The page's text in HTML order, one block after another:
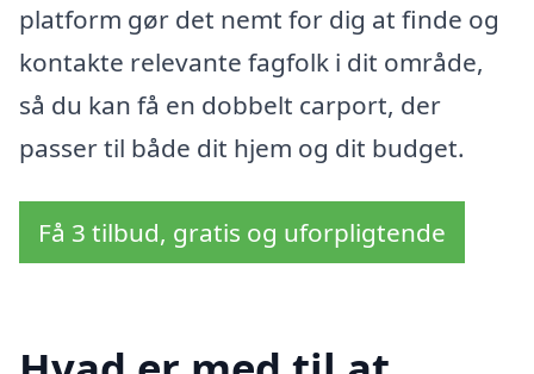
platform gør det nemt for dig at finde og
kontakte relevante fagfolk i dit område,
så du kan få en dobbelt carport, der
passer til både dit hjem og dit budget.
Få 3 tilbud, gratis og uforpligtende